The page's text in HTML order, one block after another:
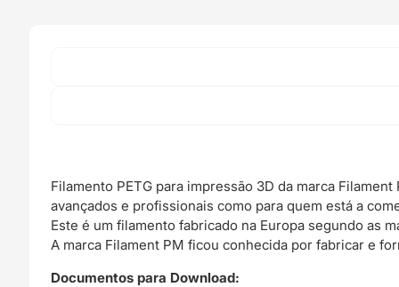
Filamento PETG para impressão 3D da marca
avançados e profissionais como para quem está a
Este é um filamento fabricado na Europa segundo as
A marca Filament PM ficou conhecida por fabricar e
Documentos para Download: